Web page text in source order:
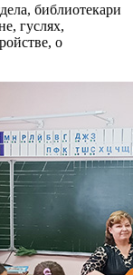
библиотекари
гуслях,
о